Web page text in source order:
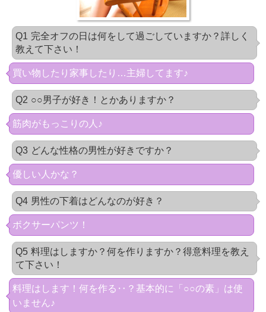
Q1 完全オフの日は何をして過ごしていますか？詳しく
教えて下さい！
買い物したり家事したり…主婦してます♪
Q2 ○○男子が好き！とかありますか？
筋肉がもっこりの人♪
Q3 どんな性格の男性が好きですか？
優しい人かな？
Q4 男性の下着はどんなのが好き？
ボクサーパンツ！
Q5 料理はしますか？何を作りますか？得意料理を教え
て下さい！
料理はします！何を作る‥？基本的に「○○の素」は使
いません♪